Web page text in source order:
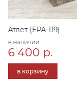
Атлет (EPA-119)
в наличии
6 400 р.
в корзину